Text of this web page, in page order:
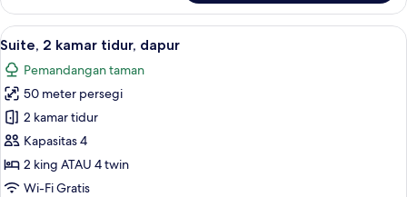
Kamar
Double
atau
Twin
Comfort
Lihat
semua
foto
untuk
Suite,
2
kamar
tidur,
Suite, 2 kamar tidur, dapur |
7
Suite, 2 kamar tidur, dapur
Pemandangan taman
50 meter persegi
2 kamar tidur
Kapasitas 4
2 king ATAU 4 twin
Wi-Fi Gratis